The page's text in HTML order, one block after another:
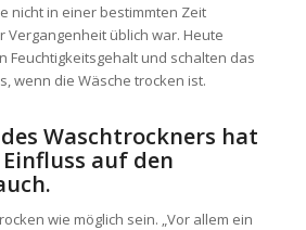
nicht in einer bestimmten Zeit
Vergangenheit üblich war. Heute
Feuchtigkeitsgehalt und schalten das
wenn die Wäsche trocken ist.
Waschtrockners hat
auf den
wie möglich sein. „Vor allem ein